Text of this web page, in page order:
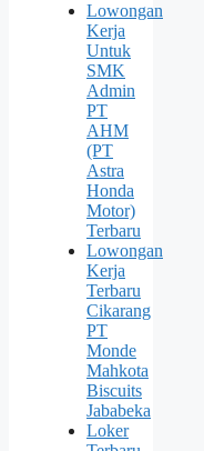
Lowongan
Kerja
Untuk
SMK
Admin
PT
AHM
(PT
Astra
Honda
Motor)
Terbaru
Lowongan
Kerja
Terbaru
Cikarang
PT
Monde
Mahkota
Biscuits
Jababeka
Loker